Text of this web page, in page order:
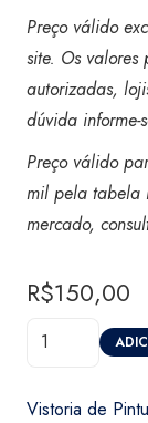
Preço válido
site. Os valores
autorizadas,
dúvida informe-
Preço válido
mil pela tabela
mercado,
R$150,00
Vistoria
Vistoria de